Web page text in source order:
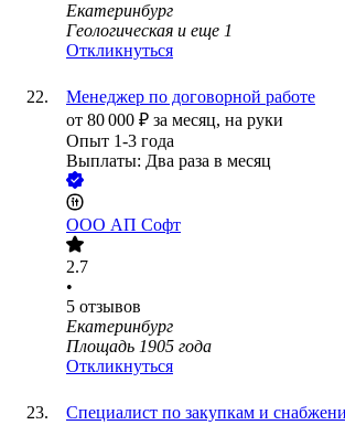
Екатеринбург
Геологическая и еще 1
Откликнуться
Менеджер по договорной работе
от 80 000 ₽ за месяц, на руки
Опыт 1-3 года
Выплаты: Два раза в месяц
ООО АП Софт
2.7
•
5 отзывов
Екатеринбург
Площадь 1905 года
Откликнуться
Специалист по закупкам и